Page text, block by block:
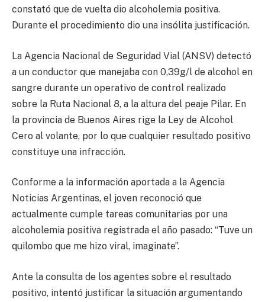
constató que de vuelta dio alcoholemia positiva.
Durante el procedimiento dio una insólita justificación.
La Agencia Nacional de Seguridad Vial (ANSV) detectó
a un conductor que manejaba con 0,39g/l de alcohol en
sangre durante un operativo de control realizado
sobre la Ruta Nacional 8, a la altura del peaje Pilar. En
la provincia de Buenos Aires rige la Ley de Alcohol
Cero al volante, por lo que cualquier resultado positivo
constituye una infracción.
Conforme a la información aportada a la Agencia
Noticias Argentinas, el joven reconoció que
actualmente cumple tareas comunitarias por una
alcoholemia positiva registrada el año pasado: “Tuve un
quilombo que me hizo viral, imaginate”.
Ante la consulta de los agentes sobre el resultado
positivo, intentó justificar la situación argumentando